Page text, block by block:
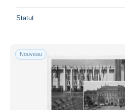
Statut
Nouveau